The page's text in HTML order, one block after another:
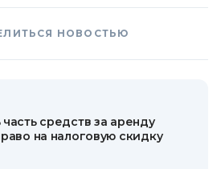
НОВОСТЬЮ
средств за аренду
на налоговую скидку